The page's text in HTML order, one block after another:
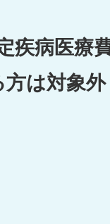
疾病医療
は対象外